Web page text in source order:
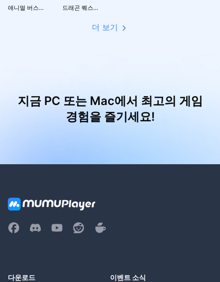
애니멀 버스터즈 : 방치형RPG 드래곤 퀘스트 스매시 그로우 드퀘 로그라이트 RPG
더 보기
지금 PC 또는 Mac에서 최고의 게임
경험을 즐기세요!
다운로드 이벤트 소식